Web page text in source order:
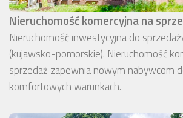
Nieruchomość komercyjna na
Nieruchomość inwestycyjna do
(kujawsko-pomorskie). Nieruchomość
sprzedaż zapewnia nowym nabywcom
komfortowych warunkach.